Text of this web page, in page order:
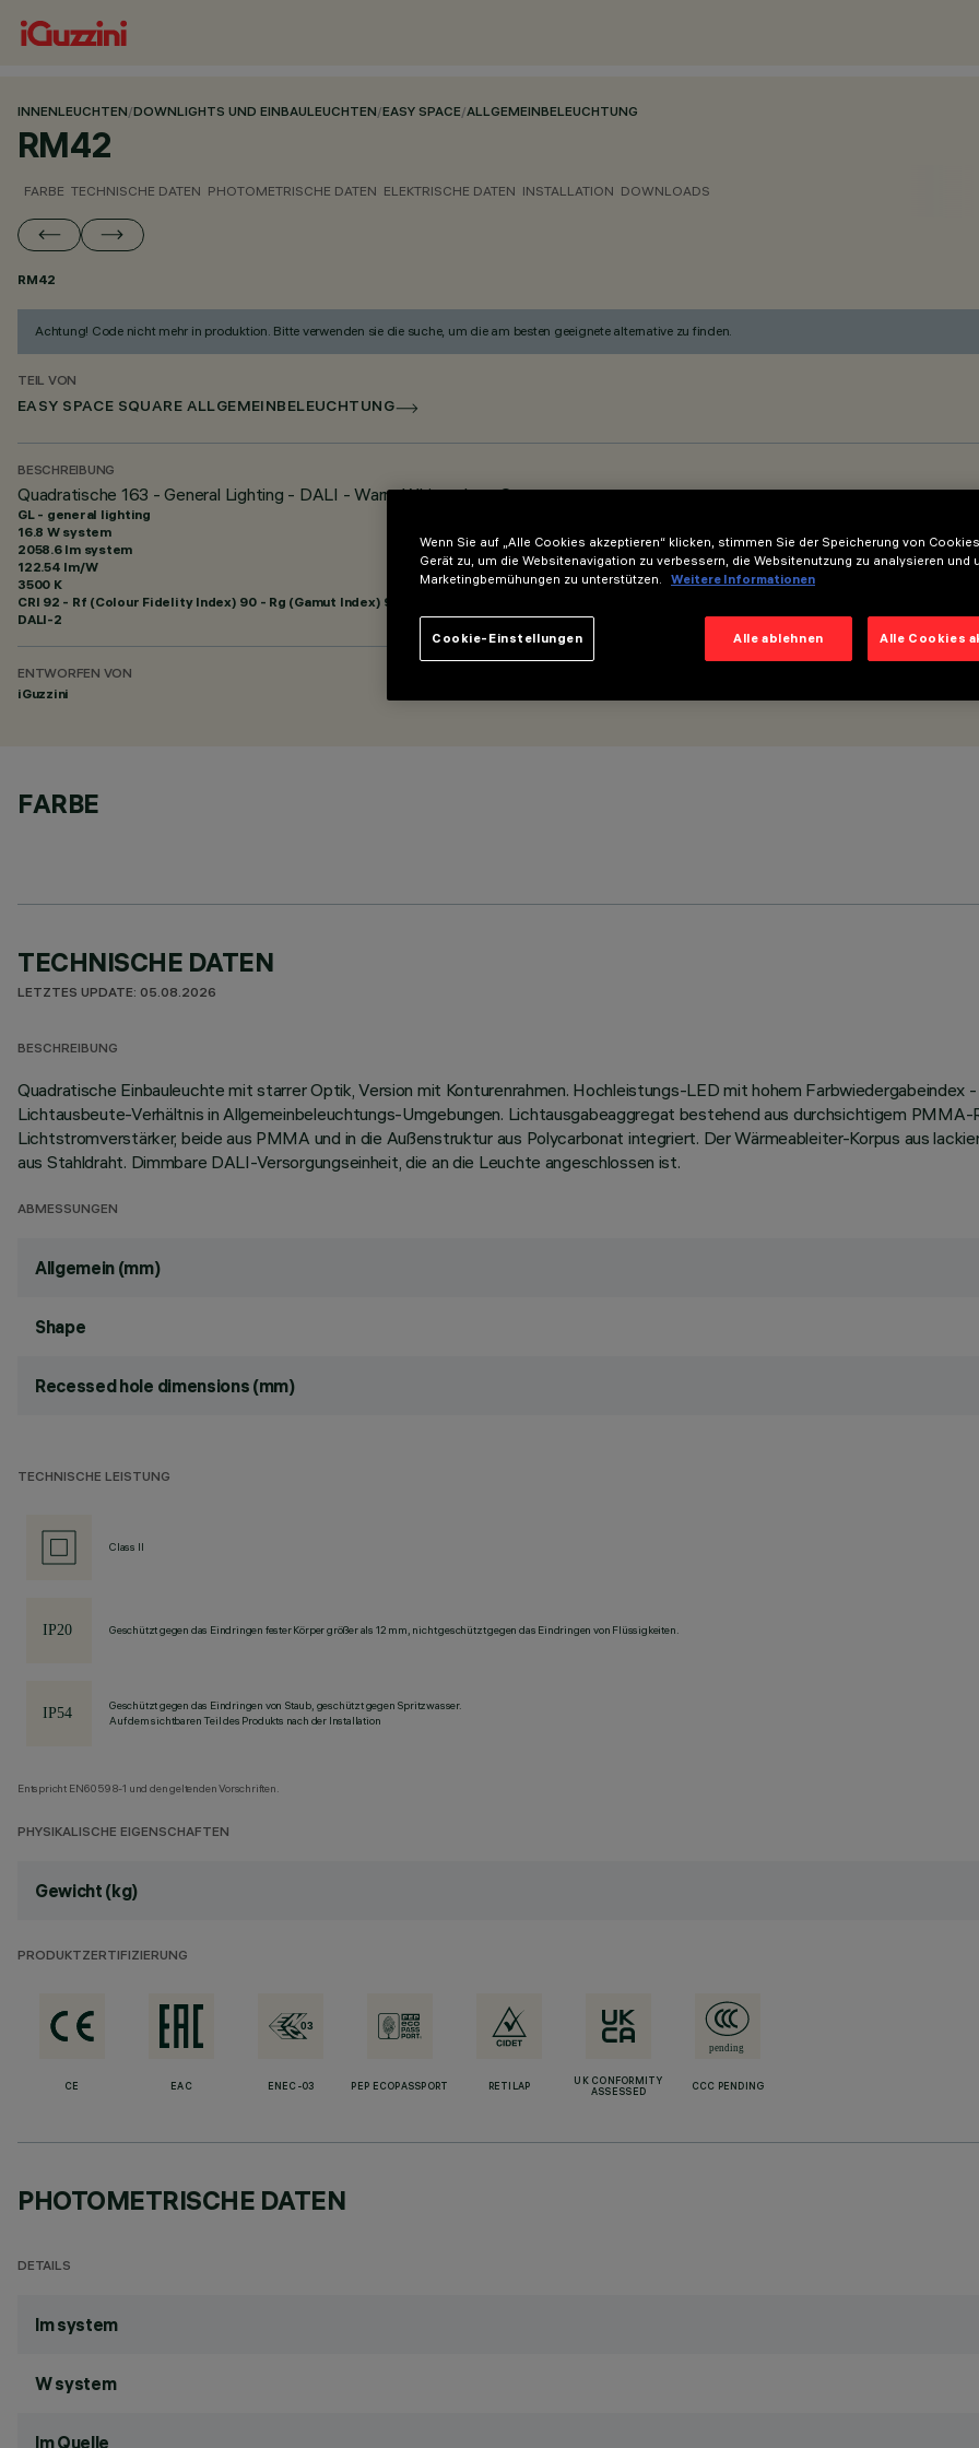
INNENLEUCHTEN/DOWNLIGHTS UND EINBAULEUCHTEN/EASY SPACE/ALLGEMEINBELEUCHTUNG
RM42
FARBE TECHNISCHE DATEN PHOTOMETRISCHE DATEN ELEKTRISCHE DATEN INSTALLATION DOWNLOADS
RM42
Achtung! Code nicht mehr in produktion. Bitte verwenden sie die suche, um die am besten geeignete alternative zu finden.
TEIL VON
EASY SPACE SQUARE ALLGEMEINBELEUCHTUNG
BESCHREIBUNG
Quadratische 163 - General Lighting - DALI - Warm White - Low Output
GL - general lighting
16.8 W system
2058.6 lm system
122.54 lm/W
3500 K
CRI 92 - Rf (Colour Fidelity Index) 90 - Rg (Gamut Index) 98
DALI-2
ENTWORFEN VON
iGuzzini
FARBE
TECHNISCHE DATEN
LETZTES UPDATE: 05.08.2026
BESCHREIBUNG
Quadratische Einbauleuchte mit starrer Optik, Version mit Konturenrahmen. Hochleistungs-LED mit hohem
Lichtausbeute-Verhältnis in Allgemeinbeleuchtungs-Umgebungen. Lichtausgabeaggregat bestehend aus durchsichtigem
Lichtstromverstärker, beide aus PMMA und in die Außenstruktur aus Polycarbonat integriert. Der Wärmeableiter-Korpus aus
aus Stahldraht. Dimmbare DALI-Versorgungseinheit, die an die Leuchte angeschlossen ist.
ABMESSUNGEN
Allgemein (mm)
Shape
Recessed hole dimensions (mm)
TECHNISCHE LEISTUNG
Class II
Geschützt gegen das Eindringen fester Körper größer als 12 mm, nicht geschützt gegen das Eindringen von Flüssigkeiten.
Geschützt gegen das Eindringen von Staub, geschützt gegen Spritzwasser.
Auf dem sichtbaren Teil des Produkts nach der Installation
Entspricht EN60598-1 und den geltenden Vorschriften.
PHYSIKALISCHE EIGENSCHAFTEN
Gewicht (kg)
PRODUKTZERTIFIZIERUNG
CE EAC ENEC-03 PEP ECOPASSPORT RETILAP
UK CONFORMITY
ASSESSED
CCC PENDING
PHOTOMETRISCHE DATEN
DETAILS
lm system
W system
lm Quelle
Wenn Sie auf „Alle Cookies akzeptieren“ klicken, stimmen Sie der Speicherung von
Gerät zu, um die Websitenavigation zu verbessern, die Websitenutzung zu analysieren und
Marketingbemühungen zu unterstützen.
Weitere Informationen
Alle ablehnen Alle Cookies
Cookie-Einstellungen